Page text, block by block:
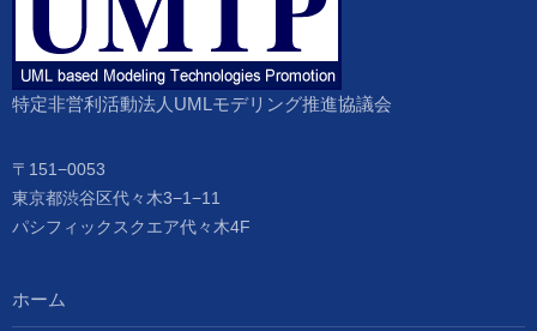
特定非営利活動法人UMLモデリング推進協議会
〒151−0053
東京都渋谷区代々木3−1−11
パシフィックスクエア代々木4F
ホーム